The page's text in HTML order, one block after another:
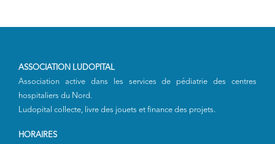
ASSOCIATION LUDOPITAL
Association active dans les services de pédiatrie des centres
hospitaliers du Nord.
Ludopital collecte, livre des jouets et finance des projets.
HORAIRES